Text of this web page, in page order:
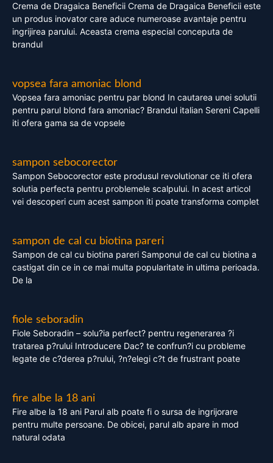
Crema de Dragaica Beneficii Crema de Dragaica Beneficii este
un produs inovator care aduce numeroase avantaje pentru
ingrijirea parului. Aceasta crema especial conceputa de
brandul
vopsea fara amoniac blond
Vopsea fara amoniac pentru par blond In cautarea unei solutii
pentru parul blond fara amoniac? Brandul italian Sereni Capelli
iti ofera gama sa de vopsele
sampon sebocorector
Sampon Sebocorector este produsul revolutionar ce iti ofera
solutia perfecta pentru problemele scalpului. In acest articol
vei descoperi cum acest sampon iti poate transforma complet
sampon de cal cu biotina pareri
Sampon de cal cu biotina pareri Samponul de cal cu biotina a
castigat din ce in ce mai multa popularitate in ultima perioada.
De la
fiole seboradin
Fiole Seboradin – solu?ia perfect? pentru regenerarea ?i
tratarea p?rului Introducere Dac? te confrun?i cu probleme
legate de c?derea p?rului, ?n?elegi c?t de frustrant poate
fire albe la 18 ani
Fire albe la 18 ani Parul alb poate fi o sursa de ingrijorare
pentru multe persoane. De obicei, parul alb apare in mod
natural odata